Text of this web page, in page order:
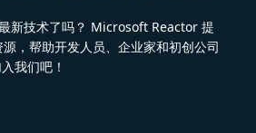
新技术了吗？ Microsoft Reactor 提
，帮助开发人员、企业家和初创公司
我们吧！